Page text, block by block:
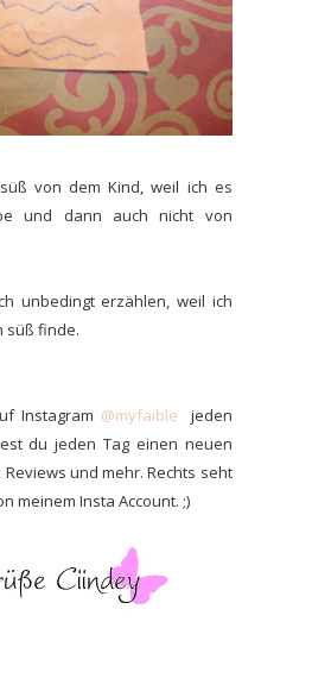
von dem Kind, weil ich es
und dann auch nicht von
unbedingt erzählen, weil ich
süß finde.
Instagram @myfaible jeden
du jeden Tag einen neuen
und mehr. Rechts seht
meinem Insta Account. ;)